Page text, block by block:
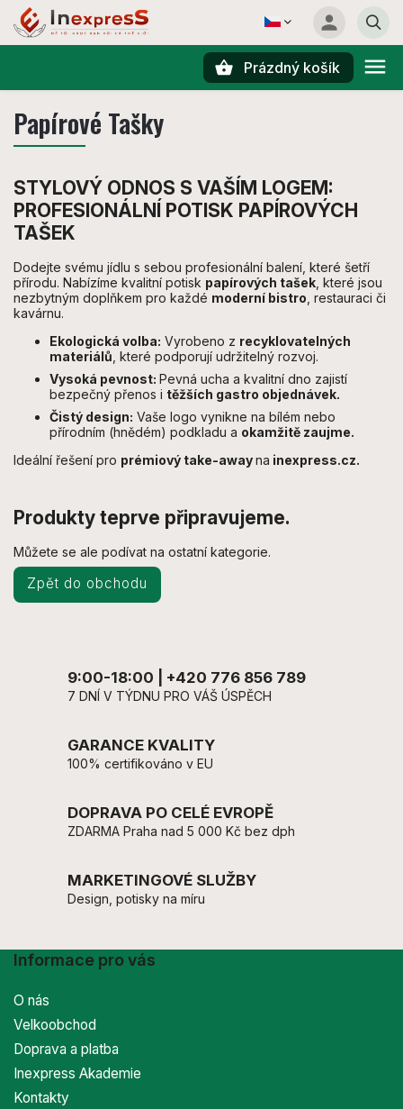
Prázdný košík
Papírové Tašky
STYLOVÝ ODNOS S VAŠÍM LOGEM:
PROFESIONÁLNÍ POTISK PAPÍROVÝCH
TAŠEK
Dodejte svému jídlu s sebou profesionální balení, které šetří
přírodu. Nabízíme kvalitní potisk papírových tašek, které jsou
nezbytným doplňkem pro každé moderní bistro, restauraci či
kavárnu.
Ekologická volba: Vyrobeno z recyklovatelných
materiálů, které podporují udržitelný rozvoj.
Vysoká pevnost: Pevná ucha a kvalitní dno zajistí
bezpečný přenos i těžších gastro objednávek.
Čistý design: Vaše logo vynikne na bílém nebo
přírodním (hnědém) podkladu a okamžitě zaujme.
Ideální řešení pro prémiový take-awayna inexpress.cz.
Produkty teprve připravujeme.
Můžete se ale podívat na ostatní kategorie.
Zpět do obchodu
9:00-18:00 | +420 776 856 789
7 DNÍ V TÝDNU PRO VÁŠ ÚSPĚCH
GARANCE KVALITY
100% certifikováno v EU
DOPRAVA PO CELÉ EVROPĚ
ZDARMA Praha nad 5 000 Kč bez dph
MARKETINGOVÉ SLUŽBY
Design, potisky na míru
Informace pro vás
O nás
Velkoobchod
Doprava a platba
Inexpress Akademie
Kontakty